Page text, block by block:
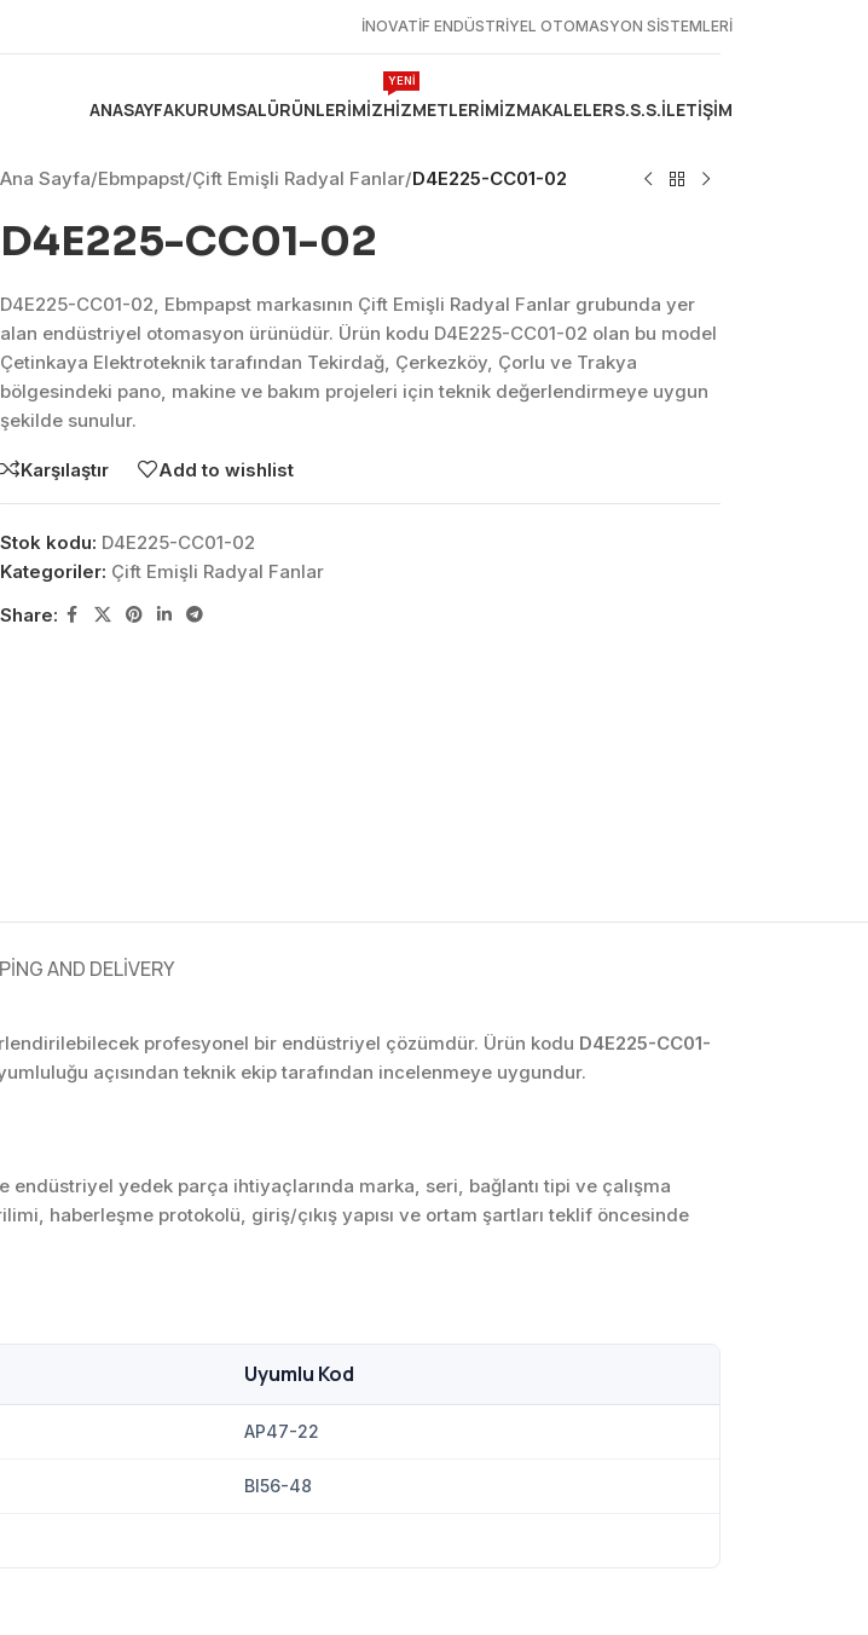
İNOVATİF ENDÜSTRİYEL OTOMASYON SİSTEMLERİ
ANASAYFAKURUMSALÜRÜNLERIMIZHIZMETLERIMIZ
YENİ
Makine Otomasyonu
Proses Otomasyonu
Otomasyon Sistemleri
Tasarımı
Ölçüm Sistemleri
MAKALELERS.S.S.İLETIŞIM
Ana Sayfa/Ebmpapst/Çift Emişli Radyal Fanlar/D4E225-CC01-02
D4E225-CC01-02
D4E225-CC01-02, Ebmpapst markasının Çift Emişli Radyal Fanlar grubunda yer
alan endüstriyel otomasyon ürünüdür. Ürün kodu D4E225-CC01-02 olan bu model
Çetinkaya Elektroteknik tarafından Tekirdağ, Çerkezköy, Çorlu ve Trakya
bölgesindeki pano, makine ve bakım projeleri için teknik değerlendirmeye uygun
şekilde sunulur.
Karşılaştır Add to wishlist
Stok kodu: D4E225-CC01-02
Kategoriler: Çift Emişli Radyal Fanlar
Share:
AND DELIVERY
profesyonel bir endüstriyel çözümdür. Ürün kodu D4E225-CC01-
açısından teknik ekip tarafından incelenmeye uygundur.
endüstriyel yedek parça ihtiyaçlarında marka, seri, bağlantı tipi ve çalışma
haberleşme protokolü, giriş/çıkış yapısı ve ortam şartları teklif öncesinde
Uyumlu Kod
AP47-22
BI56-48